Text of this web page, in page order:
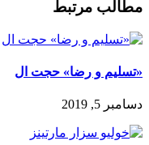
مطالب مرتبط
«تسلیم و رضا» حجت ال
دسامبر 5, 2019